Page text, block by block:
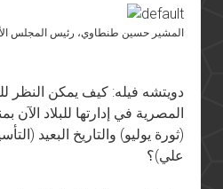
المشير حسين طنطاوي، رئيس المجلس
دويتشه فيله: كيف يمكن النظر
المصرية في إدارتها للبلاد الآن
(ثورة يوليو) والتاريخ البعيد
علي)؟